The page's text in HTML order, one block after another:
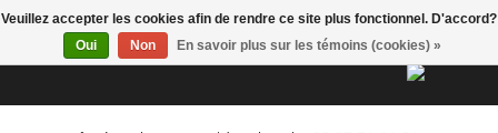
Veuillez accepter les cookies afin de rendre ce site plus fonctionnel. D'accord?
Oui
Non En savoir plus sur les témoins (cookies) »